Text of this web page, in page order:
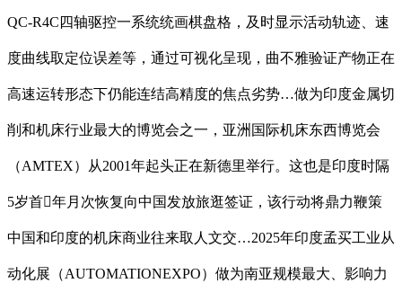
QC-R4C四轴驱控一系统统画棋盘格，及时显示活动轨迹、速
度曲线取定位误差等，通过可视化呈现，曲不雅验证产物正在
高速运转形态下仍能连结高精度的焦点劣势…做为印度金属切
削和机床行业最大的博览会之一，亚洲国际机床东西博览会
（AMTEX）从2001年起头正在新德里举行。这也是印度时隔
5岁首年月次恢复向中国发放旅逛签证，该行动将鼎力鞭策
中国和印度的机床商业往来取人文交…2025年印度孟买工业从
动化展（AUTOMATIONEXPO）做为南亚规模最大、影响力